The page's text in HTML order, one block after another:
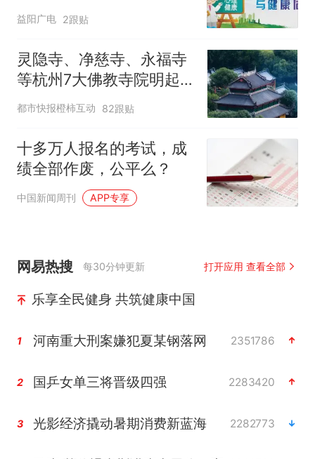
益阳广电 2跟贴
灵隐寺、净慈寺、永福寺
等杭州7大佛教寺院明起
临时关闭，别跑空了
都市快报橙柿互动 82跟贴
十多万人报名的考试，成
绩全部作废，公平么？
中国新闻周刊 APP专享
网易热搜 每30分钟更新 打开应用 查看全部
乐享全民健身 共筑健康中国
1 河南重大刑案嫌犯夏某钢落网 2351786
2 国乒女单三将晋级四强 2283420
3 光影经济撬动暑期消费新蓝海 2282773